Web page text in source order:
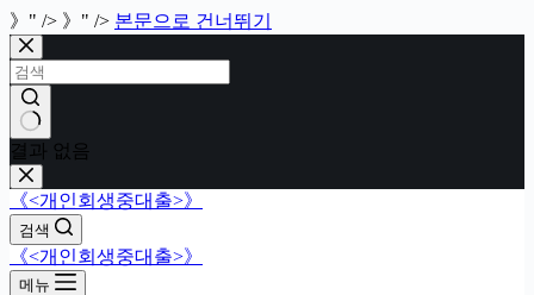
》" /> 》" /> 본문으로 건너뛰기
결과 없음
《<개인회생중대출>》
검색
《<개인회생중대출>》
메뉴